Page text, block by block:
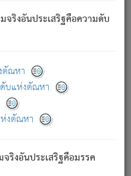
ริงอันประเสริฐคือความดับ
ตัณหา
บแห่งตัณหา
งตัณหา
ริงอันประเสริฐคือมรรค
ว ชนะสงครามแล้ว ก้าวล่วง
(คือไม่เปลี่ยนแปลงอีกต่อ
รงเปล่งออก ที่โคนต้นโพธิ์